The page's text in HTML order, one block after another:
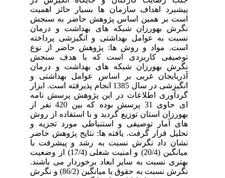
پیشبرد اهداف سازمان ها بسیار حائز اهمیت
است بر همین اساس پژوهش حاضر به سنجش
نگرش بهورزان شبکه‌ های بهداشت و درمان
نسبت به عوامل بهداشتی و انگیزشی پرداخته
است. مواد و روش ها: پژوهش حاضر از نوع
توصیفی کاربردی است که با هدف سنجش
نگرش بهورزان شبکه‌ های بهداشت و درمان
آذربایجان غربی بر اساس عوامل بهداشتی و
انگیزشی در سال 1385 انجام پذیرفته است. ابزار
گردآوری اطلاعات در این پژوهش پرسش نامه
ای حاوی 31 پرسش بوده که بین 420 نفر از
بهورزان استان توزیع گردید و با استفاده از روش
های آمار توصیفی و استنباطی مورد تجزیه و
تحلیل قرار گرفت. یافته‌ ها: نتایج پژوهش حاضر
نشان داد نگرش نسبت به رشد و پیشرفت با
میانگین (20/4) و امنیت شغلی (17/4) از وضعیت
بهتری نسبت به سایر ابعاد برخوردار می باشند.
نگرش نسبت به حقوق با میانگین (86/2) و نگرش